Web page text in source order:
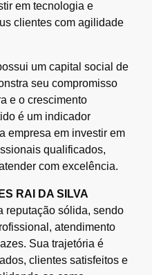
em tecnologia e
clientes com agilidade
um capital social de
seu compromisso
e o crescimento
é um indicador
empresa em investir em
qualificados,
com excelência.
RAI DA SILVA
reputação sólida, sendo
atendimento
Sua trajetória é
clientes satisfeitos e